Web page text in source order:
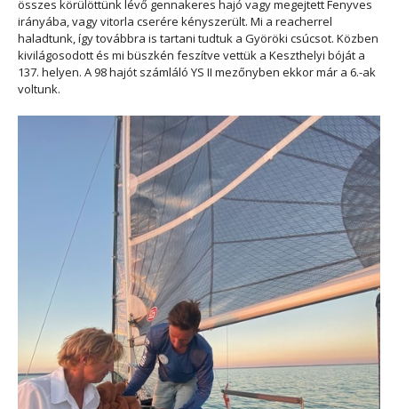
összes körülöttünk lévő gennakeres hajó vagy megejtett Fenyves
irányába, vagy vitorla cserére kényszerült. Mi a reacherrel
haladtunk, így továbbra is tartani tudtuk a Györöki csúcsot. Közben
kivilágosodott és mi büszkén feszítve vettük a Keszthelyi bóját a
137. helyen. A 98 hajót számláló YS II mezőnyben ekkor már a 6.-ak
voltunk.